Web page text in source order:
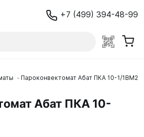
+7 (499) 394-48-99
Пароконвектомат Абат ПКА 10-1/1ВМ2
Абат ПКА 10-